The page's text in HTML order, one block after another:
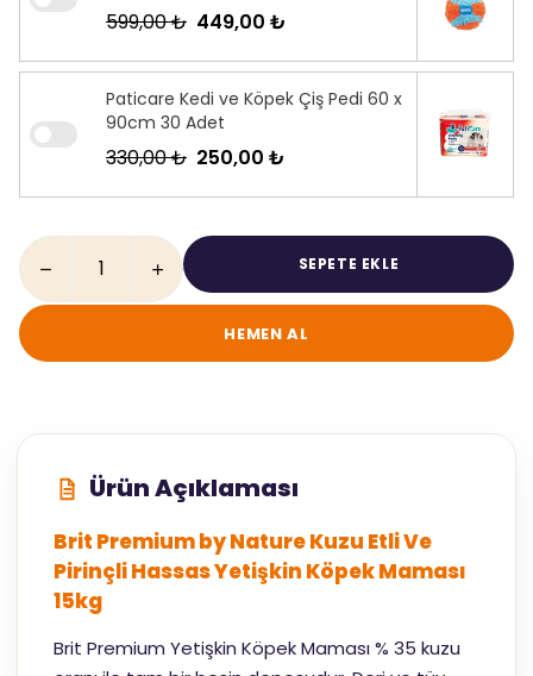
599,00 ₺ 449,00 ₺
Paticare Kedi ve Köpek Çiş Pedi 60 x
90cm 30 Adet
330,00 ₺ 250,00 ₺
SEPETE EKLE
HEMEN AL
Ürün Açıklaması
Brit Premium by Nature Kuzu Etli Ve
Pirinçli Hassas Yetişkin Köpek Maması
15kg
Brit Premium Yetişkin Köpek Maması % 35 kuzu